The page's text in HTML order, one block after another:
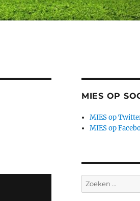
MIES OP
MIES op
MIES op
Zoeken
naar: